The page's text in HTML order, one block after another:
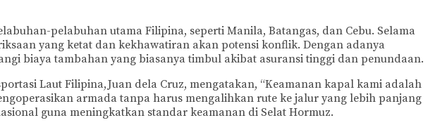
pelabuhan utama Filipina, seperti Manila, Batangas, dan Cebu. Selama
yang ketat dan kekhawatiran akan potensi konflik. Dengan adanya
biaya tambahan yang biasanya timbul akibat asuransi tinggi dan penundaan.
Laut Filipina, Juan dela Cruz, mengatakan, “Keamanan kapal kami adalah
armada tanpa harus mengalihkan rute ke jalur yang lebih panjang
guna meningkatkan standar keamanan di Selat Hormuz.